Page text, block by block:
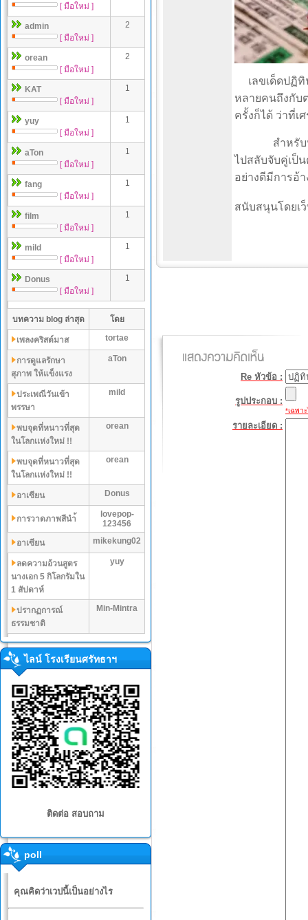
[ มือใหม่ ]
admin
[ มือใหม่ ]
2
orean
[ มือใหม่ ]
2
KAT
[ มือใหม่ ]
1
yuy
[ มือใหม่ ]
1
aTon
[ มือใหม่ ]
1
fang
[ มือใหม่ ]
1
film
[ มือใหม่ ]
1
mild
[ มือใหม่ ]
1
Donus
[ มือใหม่ ]
1
บทความ blog ล่าสุด โดย
เพลงคริสต์มาส tortae
การดูแลรักษา
สุภาพ ให้แข็งแรง
aTon
ประเพณีวันเข้า
พรรษา
mild
พบจุดที่หนาวที่สุด
ในโลกเเห่งใหม่ !!
orean
พบจุดที่หนาวที่สุด
ในโลกเเห่งใหม่ !!
orean
อาเซียน Donus
การวาดภาพสีนำ้
lovepop-
123456
อาเซียน
mikekung02
ลดความอ้วนสูตร
นางเอก 5 กิโลกรัมใน
1 สัปดาห์
yuy
ปรากฏการณ์
ธรรมชาติ
Min-Mintra
ไลน์ โรงเรียนศรัทธาฯ
ติดต่อ สอบถาม
poll
คุณคิดว่าเวปนี้เป็นอย่างไร
เลขเด็ดปฏิทิ
หลายคนถึงกับ
ครั้งก็ได้ ว่าที่เ
สำหรับหวยใ
ไปสลับจับคู่เป็น
อย่างดีมีการอ้
สนับสนุนโดยเ
Re หัวข้อ :
รูปประกอบ :
*เฉพา
รายละเอียด :